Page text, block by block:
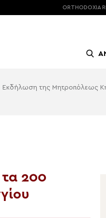
ORTHODOXIA
Εκδήλωση της Μητροπόλεως
200